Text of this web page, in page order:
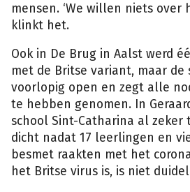
mensen. ‘We willen niets over
klinkt het.
Ook in De Brug in Aalst werd
met de Britse variant, maar
voorlopig open en zegt alle
te hebben genomen. In
school Sint-Catharina al zeker
dicht nadat 17 leerlingen en
besmet raakten met het
het Britse virus is, is niet